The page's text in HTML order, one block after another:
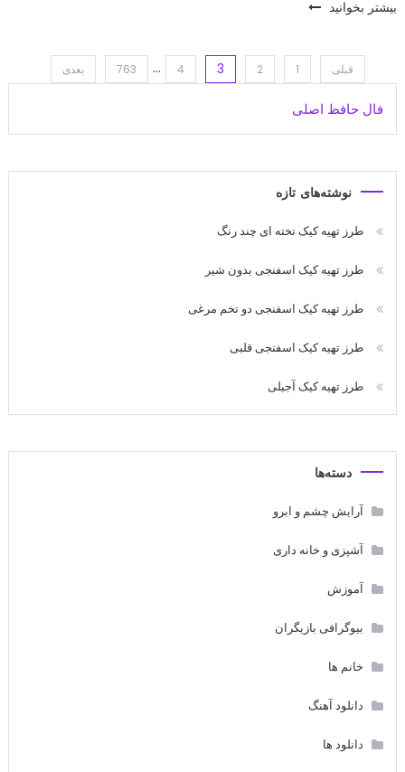
بیشتر بخوانید
قبلی 1
2
3
4
…
763 بعدی
فال حافظ اصلی
نوشته‌های تازه
طرز تهیه کیک تخته ای چند رنگ
طرز تهیه کیک اسفنجی بدون شیر
طرز تهیه کیک اسفنجی دو تخم مرغی
طرز تهیه کیک اسفنجی قلبی
طرز تهیه کیک آجیلی
دسته‌ها
آرایش چشم و ابرو
آشپزی و خانه داری
آموزش
بیوگرافی بازیگران
خانم ها
دانلود آهنگ
دانلود ها